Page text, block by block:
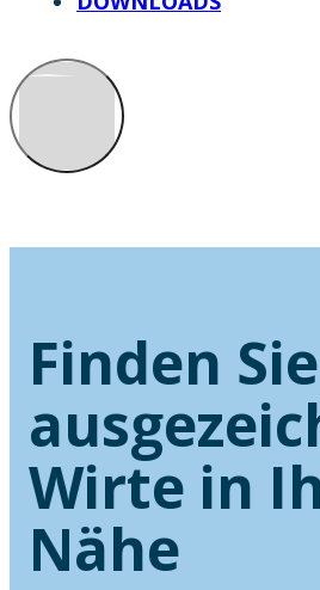
Finden Sie
Wirte in
Nähe